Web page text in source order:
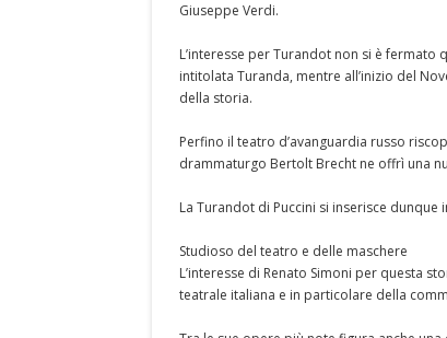
Giuseppe Verdi.
L’interesse per Turandot non si è
intitolata Turanda, mentre all’inizio del
della storia.
Perfino il teatro d’avanguardia russo
drammaturgo Bertolt Brecht ne offrì una
La Turandot di Puccini si inserisce
Studioso del teatro e delle maschere
L’interesse di Renato Simoni per questa
teatrale italiana e in particolare della